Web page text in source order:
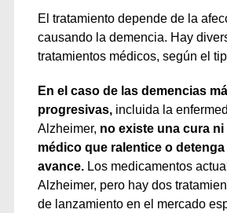
El tratamiento depende de la
causando la demencia. Hay
tratamientos médicos, según el
En el caso de las demencias
progresivas, incluida la
Alzheimer, no existe una cura
médico que ralentice o detenga
avance.Los medicamentos
Alzheimer, pero hay dos
de lanzamiento en el mercado